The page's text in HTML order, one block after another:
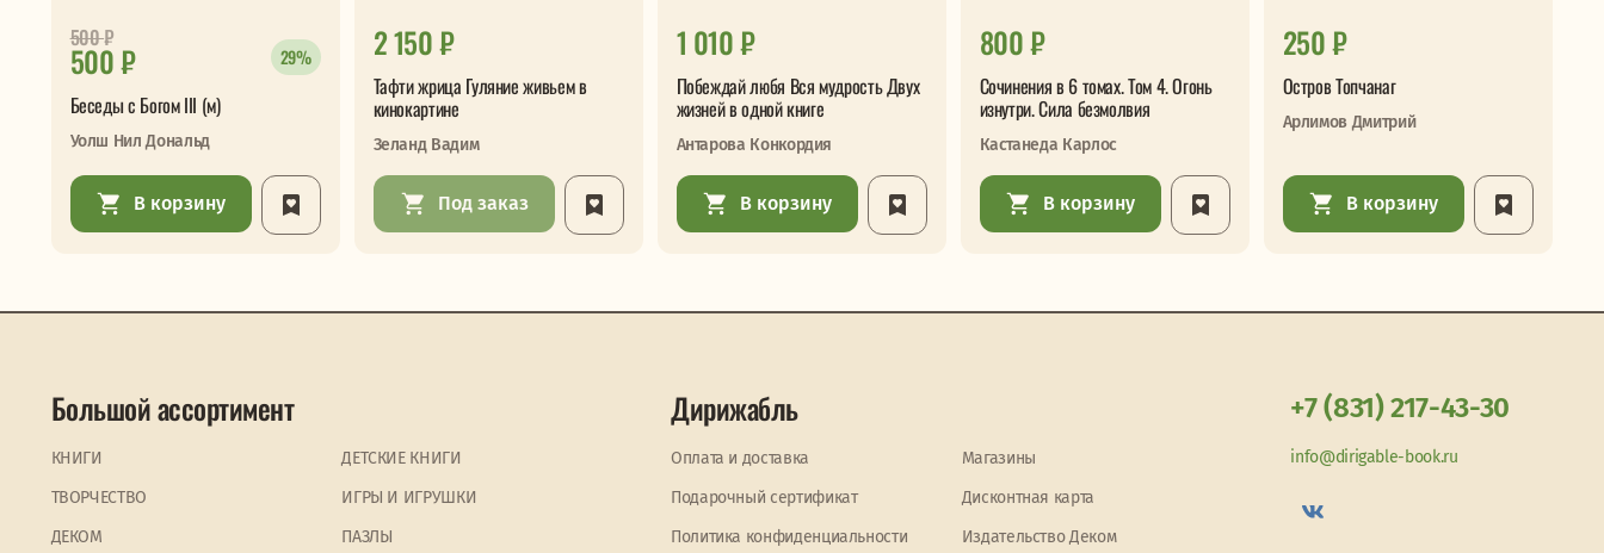
500 ₽
500₽
29%
Беседы с Богом III (м)
Уолш Нил Дональд
В корзину
2 150 ₽
Тафти жрица Гуляние живьем в
кинокартине
Зеланд Вадим
Под заказ
1 010 ₽
Побеждай любя Вся мудрость Двух
жизней в одной книге
Антарова Конкордия
В корзину
800 ₽
Сочинения в 6 томах. Том 4. Огонь
изнутри. Сила безмолвия
Кастанеда Карлос
В корзину
250 ₽
Остров Топчанаг
Арлимов Дмитрий
В корзину
Большой ассортимент
КНИГИ
ДЕТСКИЕ КНИГИ
ТВОРЧЕСТВО
ИГРЫ И ИГРУШКИ
ДЕКОМ
ПАЗЛЫ
Дирижабль
Оплата и доставка
Магазины
Подарочный сертификат
Дисконтная карта
Политика конфиденциальности
Издательство Деком
+7 (831) 217-43-30
info@dirigable-book.ru